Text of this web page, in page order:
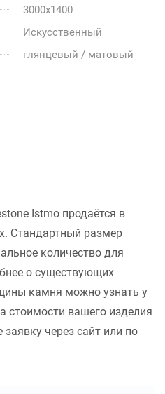
3000x1400
Искусственный
глянцевый / матовый
Istmo продаётся в
Стандартный размер
количество для
о существующих
камня можно узнать у
стоимости вашего изделия
заявку через сайт или по